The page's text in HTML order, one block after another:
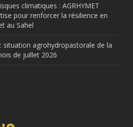
climatiques : AGRHYMET
pour renforcer la résilience en
au Sahel
situation agrohydropastorale de la
de juillet 2026